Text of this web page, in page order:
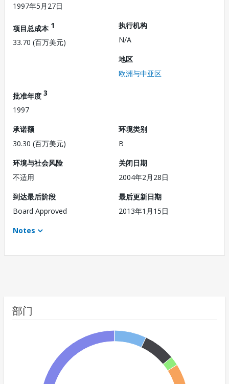
1997年5月27日
项目总成本 1
33.70 (百万美元)
执行机构
N/A
地区
欧洲与中亚区
批准年度 3
1997
承诺额
30.30 (百万美元)
环境类别
B
环境与社会风险
不适用
关闭日期
2004年2月28日
到达最后阶段
Board Approved
最后更新日期
2013年1月15日
Notes
部门